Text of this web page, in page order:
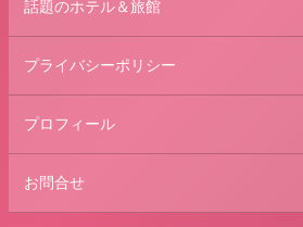
話題のホテル＆旅館
プライバシーポリシー
プロフィール
お問合せ